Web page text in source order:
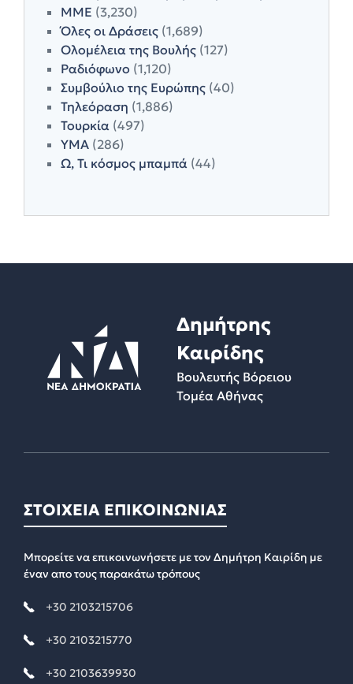
ΜΜΕ (3,230)
Όλες οι Δράσεις (1,689)
Ολομέλεια της Βουλής (127)
Ραδιόφωνο (1,120)
Συμβούλιο της Ευρώπης (40)
Τηλεόραση (1,886)
Τουρκία (497)
ΥΜΑ (286)
Ω, Τι κόσμος μπαμπά (44)
Δημήτρης
Καιρίδης
Βουλευτής Βόρειου
Τομέα Αθήνας
ΣΤΟΙΧΕΙΑ ΕΠΙΚΟΙΝΩΝΙΑΣ
Μπορείτε να επικοινωνήσετε με τον Δημήτρη Καιρίδη με
έναν απο τους παρακάτω τρόπους
+30 2103215706
+30 2103215770
+30 2103639930